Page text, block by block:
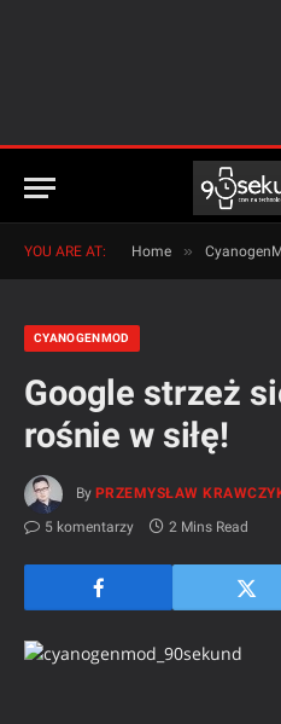
YOU ARE AT: Home »
CYANOGENMOD
Google strzeż
rośnie w siłę!
By PRZEMYSŁAW
5 komentarzy
2 Mins Read